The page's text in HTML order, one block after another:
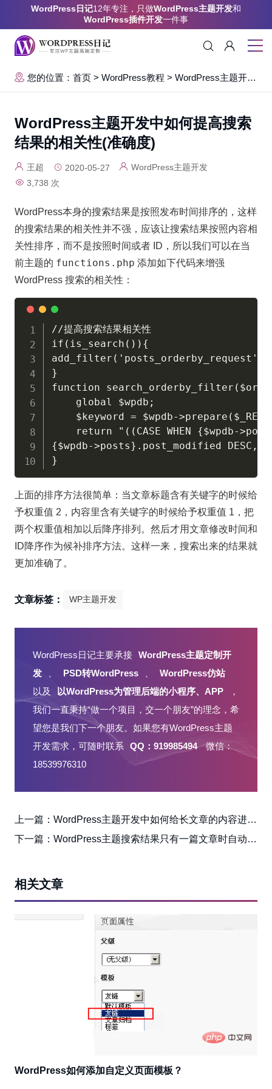
WordPress日记12年专注，只做WordPress主题开发和
WordPress插件开发一件事
您的位置：首页 > WordPress教程 > WordPress主题开发
WordPress主题开发中如何提高搜索
结果的相关性(准确度)
王超 2020-05-27
WordPress主题开发
3,738 次
WordPress本身的搜索结果是按照发布时间排序的，这样
的搜索结果的相关性并不强，应该让搜索结果按照内容相
关性排序，而不是按照时间或者 ID，所以我们可以在当
前主题的 functions.php 添加如下代码来增强
WordPress 搜索的相关性：
//提高搜索结果相关性
if(is_search()){
}
function
{$wpdb->posts}.post_modified DESC,
}
上面的排序方法很简单：当文章标题含有关键字的时候给
予权重值 2，内容里含有关键字的时候给予权重值 1，把
两个权重值相加以后降序排列。然后才用文章修改时间和
ID降序作为候补排序方法。这样一来，搜索出来的结果就
更加准确了。
文章标签： WP主题开发
WordPress日记主要承接 WordPress主题定制开
发
PSD转WordPress
WordPress仿站
以及
以WordPress为管理后端的小程序、APP
，
我们一直秉持“做一个项目，交一个朋友”的理念，希
望您是我们下一个朋友。如果您有WordPress主题
开发需求，可随时联系
QQ：919985494 微信：
18539976310
上一篇： WordPress主题开发中如何给长文章的内容进行分页
下一篇： WordPress主题搜索结果只有一篇文章时自动跳转到文章详情页
相关文章
WordPress如何添加自定义页面模板？